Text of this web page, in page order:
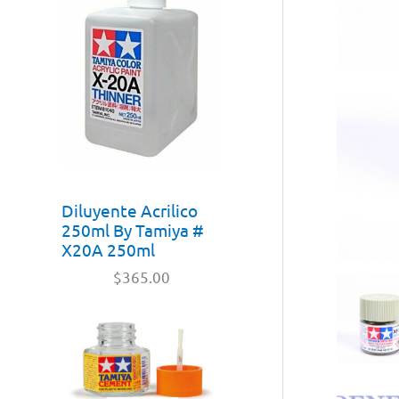
Diluyente Acrilico
250ml By Tamiya #
X20A 250ml
$365.00